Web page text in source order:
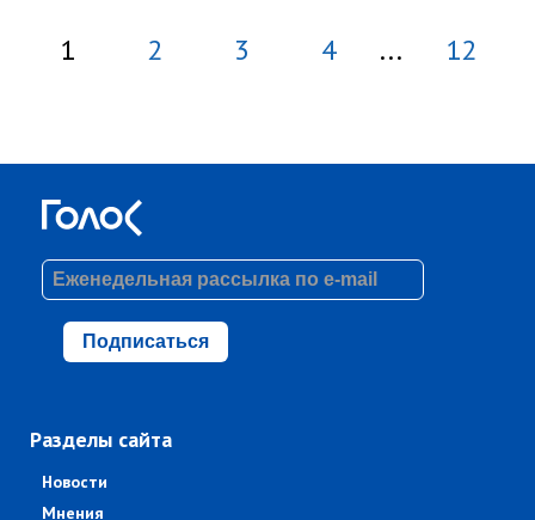
1 2 3 4 ... 12
Подписаться
Разделы сайта
Новости
Мнения